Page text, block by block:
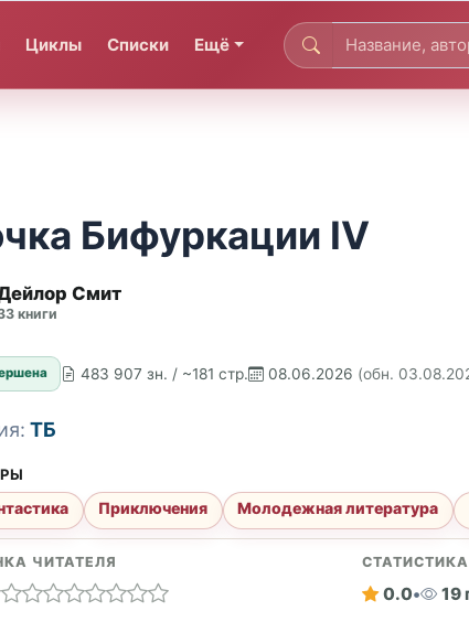
Циклы Списки Ещё
Бифуркации IV
Смит
книги
483 907 зн. / ~181 стр. 08.06.2026 (обн.
ТБ
Приключения Молодежная литература
ЧИТАТЕЛЯ СТАТИСТИКА
0.0• 19